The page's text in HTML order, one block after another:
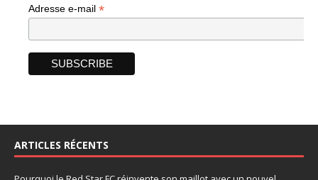
Adresse e-mail *
ARTICLES RÉCENTS